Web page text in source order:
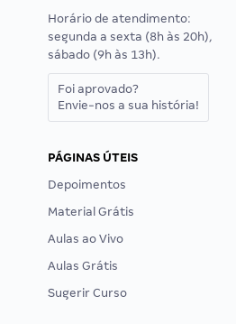
Horário de atendimento:
segunda a sexta (8h às 20h),
sábado (9h às 13h).
Foi aprovado?
Envie-nos a sua história!
PÁGINAS ÚTEIS
Depoimentos
Material Grátis
Aulas ao Vivo
Aulas Grátis
Sugerir Curso